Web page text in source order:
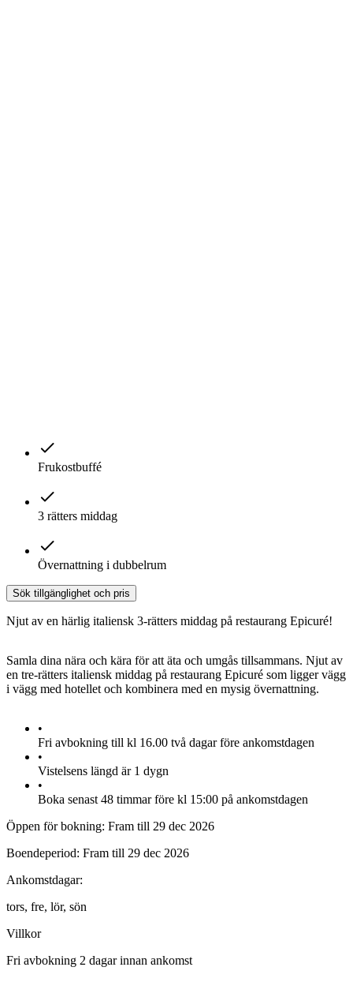
Frukostbuffé
3 rätters middag
Övernattning i dubbelrum
Sök tillgänglighet och pris
Njut av en härlig italiensk 3-rätters middag på restaurang Epicuré!
Samla dina nära och kära för att äta och umgås tillsammans. Njut av
en tre-rätters italiensk middag på restaurang Epicuré som ligger vägg
i vägg med hotellet och kombinera med en mysig övernattning.
•
Fri avbokning till kl 16.00 två dagar före ankomstdagen
•
Vistelsens längd är 1 dygn
•
Boka senast 48 timmar före kl 15:00 på ankomstdagen
Öppen för bokning: Fram till 29 dec 2026
Boendeperiod: Fram till 29 dec 2026
Ankomstdagar:
tors, fre, lör, sön
Villkor
Fri avbokning 2 dagar innan ankomst